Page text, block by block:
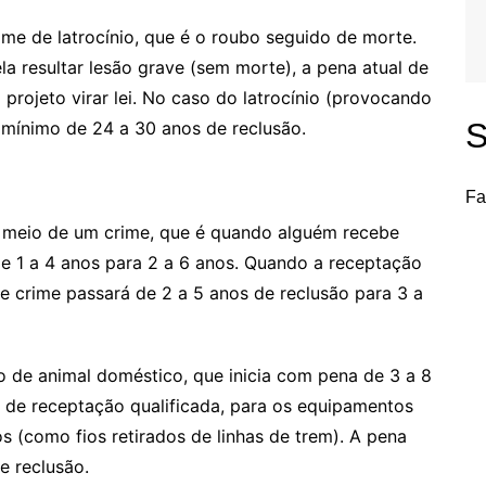
de latrocínio, que é o roubo seguido de morte.
resultar lesão grave (sem morte), a pena atual de
projeto virar lei. No caso do latrocínio (provocando
de 24 a 30 anos de reclusão.
de um crime, que é quando alguém recebe
1 a 4 anos para 2 a 6 anos. Quando a receptação
crime passará de 2 a 5 anos de reclusão para 3 a
animal doméstico, que inicia com pena de 3 a 8
receptação qualificada, para os equipamentos
(como fios retirados de linhas de trem). A pena
reclusão.